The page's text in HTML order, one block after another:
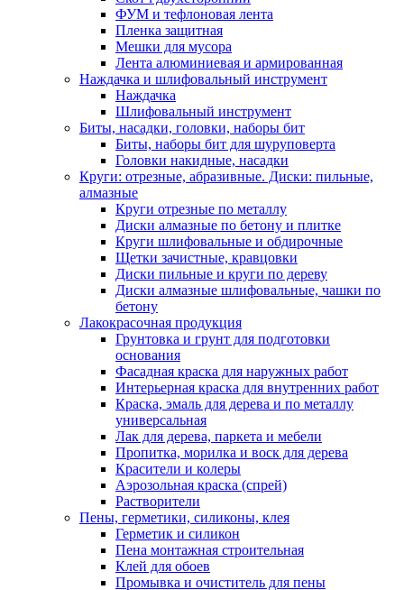
ФУМ и тефлоновая лента
Пленка защитная
Мешки для мусора
Лента алюминиевая и армированная
Наждачка и шлифовальный инструмент
Наждачка
Шлифовальный инструмент
Биты, насадки, головки, наборы бит
Биты, наборы бит для шуруповерта
Головки накидные, насадки
Круги: отрезные, абразивные. Диски: пильные,
алмазные
Круги отрезные по металлу
Диски алмазные по бетону и плитке
Круги шлифовальные и обдирочные
Щетки зачистные, кравцовки
Диски пильные и круги по дереву
Диски алмазные шлифовальные, чашки по
бетону
Лакокрасочная продукция
Грунтовка и грунт для подготовки
основания
Фасадная краска для наружных работ
Интерьерная краска для внутренних работ
Краска, эмаль для дерева и по металлу
универсальная
Лак для дерева, паркета и мебели
Пропитка, морилка и воск для дерева
Красители и колеры
Аэрозольная краска (спрей)
Растворители
Пены, герметики, силиконы, клея
Герметик и силикон
Пена монтажная строительная
Клей для обоев
Промывка и очиститель для пены